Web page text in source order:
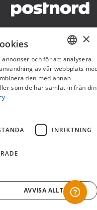
SWEDISH
FI
×
och för att analysera
av vår webbplats
den med annan
som de har samlat in från din
INRIKTNING
AVVISA ALLT